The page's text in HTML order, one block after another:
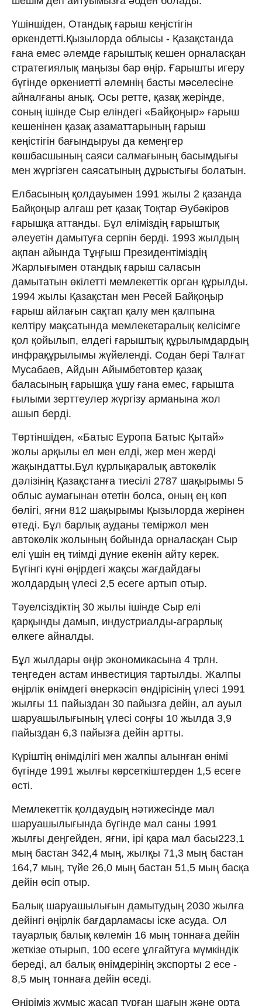
Үшіншіден, Отандық ғарыш кеңістігін
өркендетті.Қызылорда облысы - Қазақстанда
ғана емес әлемде ғарыштық кешен орналасқан
стратегиялық маңызы бар өңір. Ғарышты игеру
бүгінде өркениетті әлемнің басты мәселесіне
айналғаны анық. Осы ретте, қазақ жерінде,
соның ішінде Сыр еліндегі «Байқоңыр» ғарыш
кешенінен қазақ азаматтарының ғарыш
кеңістігін бағындыруы да кемеңгер
көшбасшының саяси салмағының басымдығы
мен жүргізген саясатының дұрыстығы болатын.
Елбасының қолдауымен 1991 жылы 2 қазанда
Байқоңыр алғаш рет қазақ Тоқтар Әубәкіров
ғарышқа аттанды. Бұл еліміздің ғарыштық
әлеуетін дамытуға серпін берді. 1993 жылдың
ақпан айында Тұңғыш Президентіміздің
Жарлығымен отандық ғарыш саласын
дамытатын өкілетті мемлекеттік орган құрылды.
1994 жылы Қазақстан мен Ресей Байқоңыр
ғарыш айлағын сақтап қалу мен қалпына
келтіру мақсатында мемлекетаралық келісімге
қол қойылып, елдегі ғарыштық құрылымдардың
инфрақұрылымы жүйеленді. Содан бері Талғат
Мусабаев, Айдын Айымбетовтер қазақ
баласының ғарышқа ұшу ғана емес, ғарышта
ғылыми зерттеулер жүргізу арманына жол
ашып берді.
Төртіншіден, «Батыс Еуропа Батыс Қытай»
жолы арқылы ел мен елді, жер мен жерді
жақындатты.Бұл құрлықаралық автокөлік
дәлізінің Қазақстанға тиесілі 2787 шақырымы 5
облыс аумағынан өтетін болса, оның ең көп
бөлігі, яғни 812 шақырымы Қызылорда жерінен
өтеді. Бұл барлық ауданы теміржол мен
автокөлік жолының бойында орналасқан Сыр
елі үшін ең тиімді дүние екенін айту керек.
Бүгінгі күні өңірдегі жақсы жағдайдағы
жолдардың үлесі 2,5 есеге артып отыр.
Тәуелсіздіктің 30 жылы ішінде Сыр елі
қарқынды дамып, индустриалды-аграрлық
өлкеге айналды.
Бұл жылдары өңір экономикасына 4 трлн.
теңгеден астам инвестиция тартылды. Жалпы
өңірлік өнімдегі өнеркәсіп өндірісінің үлесі 1991
жылғы 11 пайыздан 30 пайызға дейін, ал ауыл
шаруашылығының үлесі соңғы 10 жылда 3,9
пайыздан 6,3 пайызға дейін артты.
Күріштің өнімділігі мен жалпы алынған өнімі
бүгінде 1991 жылғы көрсеткіштерден 1,5 есеге
өсті.
Мемлекеттік қолдаудың нәтижесінде мал
шаруашылығында бүгінде мал саны 1991
жылғы деңгейден, яғни, ірі қара мал басы223,1
мың бастан 342,4 мың, жылқы 71,3 мың бастан
164,7 мың, түйе 26,0 мың бастан 51,5 мың басқа
дейін өсіп отыр.
Балық шаруашылығын дамытудың 2030 жылға
дейінгі өңірлік бағдарламасы іске асуда. Ол
тауарлық балық көлемін 16 мың тоннаға дейін
жеткізе отырып, 100 есеге ұлғайтуға мүмкіндік
береді, ал балық өнімдерінің экспорты 2 есе -
8,5 мың тоннаға дейін өседі.
Өңіріміз жұмыс жасап тұрған шағын және орта